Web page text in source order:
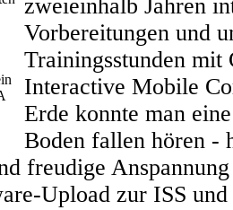
zweieinhalb Jahren
Vorbereitungen und
Trainingsstunden
Interactive Mobile
Erde konnte man
Boden fallen hören -
freudige
Upload zur ISS